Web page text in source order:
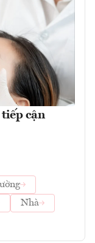
cận
Nhà